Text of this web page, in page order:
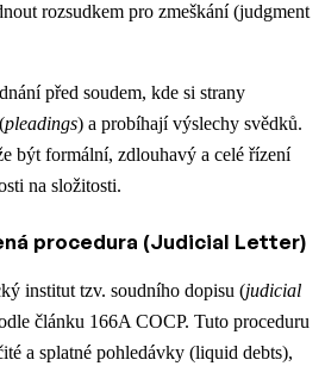
rozsudkem pro zmeškání (judgment
před soudem, kde si strany
pleadings) a probíhají výslechy svědků.
být formální, zdlouhavý a celé řízení
na složitosti.
procedura (Judicial Letter)
institut tzv. soudního dopisu (judicial
článku 166A COCP. Tuto proceduru
a splatné pohledávky (liquid debts),